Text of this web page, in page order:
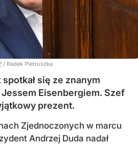
/ Radek Pietruszka
się ze znanym
Eisenbergiem. Szef
prezent.
Zjednoczonych w marcu
Andrzej Duda nadał